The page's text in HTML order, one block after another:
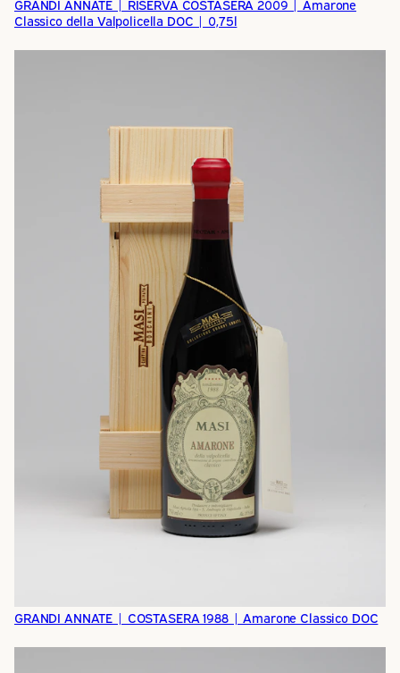
GRANDI ANNATE | RISERVA COSTASERA 2009 | Amarone
Classico della Valpolicella DOC | 0,75l
GRANDI ANNATE | COSTASERA 1988 | Amarone Classico DOC